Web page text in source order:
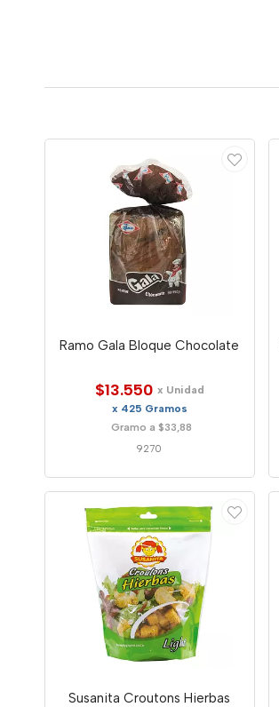
Ramo Gala Bloque Chocolate
$13.550 x Unidad
x 425 Gramos
Gramo a $33,88
9270
Susanita Croutons Hierbas